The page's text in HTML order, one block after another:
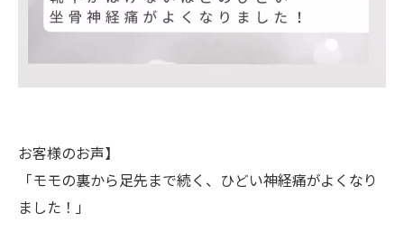
お客様のお声】
「モモの裏から足先まで続く、ひどい神経痛がよくなり
ました！」